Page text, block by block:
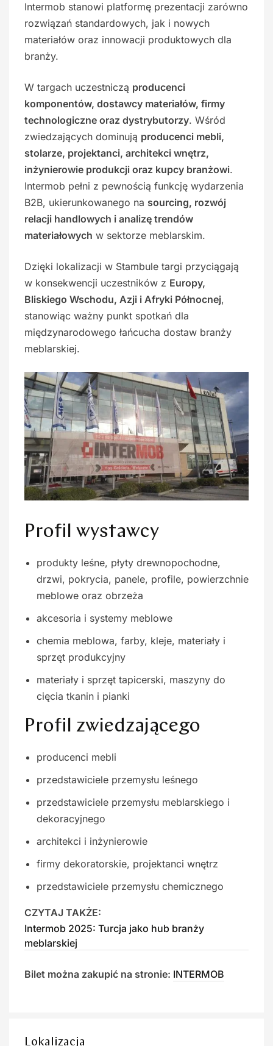
Intermob stanowi platformę prezentacji zarówno
rozwiązań standardowych, jak i nowych
materiałów oraz innowacji produktowych dla
branży.
W targach uczestniczą producenci
komponentów, dostawcy materiałów, firmy
technologiczne oraz dystrybutorzy. Wśród
zwiedzających dominują producenci mebli,
stolarze, projektanci, architekci wnętrz,
inżynierowie produkcji oraz kupcy branżowi.
Intermob pełni z pewnością funkcję wydarzenia
B2B, ukierunkowanego na sourcing, rozwój
relacji handlowych i analizę trendów
materiałowych w sektorze meblarskim.
Dzięki lokalizacji w Stambule targi przyciągają
w konsekwencji uczestników z Europy,
Bliskiego Wschodu, Azji i Afryki Północnej,
stanowiąc ważny punkt spotkań dla
międzynarodowego łańcucha dostaw branży
meblarskiej.
Profil wystawcy
produkty leśne, płyty drewnopochodne,
drzwi, pokrycia, panele, profile, powierzchnie
meblowe oraz obrzeża
akcesoria i systemy meblowe
chemia meblowa, farby, kleje, materiały i
sprzęt produkcyjny
materiały i sprzęt tapicerski, maszyny do
cięcia tkanin i pianki
Profil zwiedzającego
producenci mebli
przedstawiciele przemysłu leśnego
przedstawiciele przemysłu meblarskiego i
dekoracyjnego
architekci i inżynierowie
firmy dekoratorskie, projektanci wnętrz
przedstawiciele przemysłu chemicznego
CZYTAJ TAKŻE:
Intermob 2025: Turcja jako hub branży
meblarskiej
Bilet można zakupić na stronie: INTERMOB
Lokalizacja